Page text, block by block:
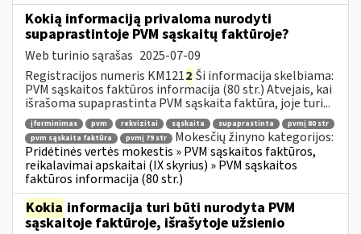
Kokią informaciją privaloma nurodyti
supaprastintoje PVM sąskaitų faktūroje?
Web turinio sąrašas 2025-07-09
Registracijos numeris KM1212 Ši informacija skelbiama:
PVM sąskaitos faktūros informacija (80 str.) Atvejais, kai
išrašoma supaprastinta PVM sąskaita faktūra, joje turi...
įforminimas pvm rekvizitai sąskaita supaprastinta
pvmį 80 str
pvm sąskaita faktūra
pvmį 79 str
Mokesčių žinyno kategorijos:
Pridėtinės vertės mokestis » PVM sąskaitos faktūros,
reikalavimai apskaitai (IX skyrius) » PVM sąskaitos
faktūros informacija (80 str.)
Kokia informacija turi būti nurodyta PVM
sąskaitoje faktūroje, išrašytoje užsienio